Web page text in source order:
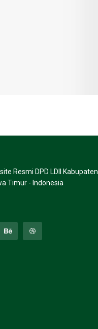
Resmi DPD LDII Kabupaten
Timur - Indonesia